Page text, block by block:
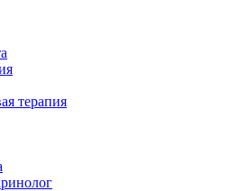
терапия